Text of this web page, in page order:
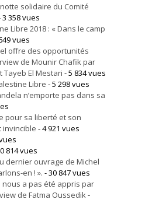
solidaire du Comité
3 358 vues
Libre 2018 : « Dans le camp
vues
offre des opportunités
de Mounir Chafik par
Tayeb El Mestari - 5 834 vues
Libre - 5 298 vues
n’emporte pas dans sa
pour sa liberté et son
invincible - 4 921 vues
814 vues
dernier ouvrage de Michel
en ! ». - 30 847 vues
nous a pas été appris par
de Fatma Oussedik -